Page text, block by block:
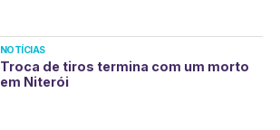
NOTÍCIAS
Troca de tiros termina com um morto
em Niterói